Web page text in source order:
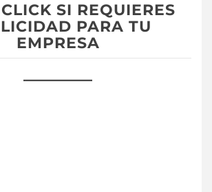
SI REQUIERES
PARA TU
EMPRESA